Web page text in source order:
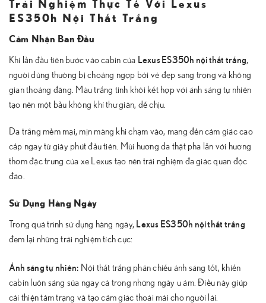
Trải Nghiệm Thực Tế Với Lexus
ES350h Nội Thất Trắng
Cảm Nhận Ban Đầu
Khi lần đầu tiên bước vào cabin của Lexus ES350h nội thất trắng,
người dùng thường bị choáng ngợp bởi vẻ đẹp sang trọng và không
gian thoáng đãng. Màu trắng tinh khôi kết hợp với ánh sáng tự nhiên
tạo nên một bầu không khí thư giãn, dễ chịu.
Da trắng mềm mại, mịn màng khi chạm vào, mang đến cảm giác cao
cấp ngay từ giây phút đầu tiên. Mùi hương da thật pha lẫn với hương
thơm đặc trưng của xe Lexus tạo nên trải nghiệm đa giác quan độc
đáo.
Sử Dụng Hàng Ngày
Trong quá trình sử dụng hàng ngày, Lexus ES350h nội thất trắng
đem lại những trải nghiệm tích cực:
Ánh sáng tự nhiên: Nội thất trắng phản chiếu ánh sáng tốt, khiến
cabin luôn sáng sủa ngay cả trong những ngày u ám. Điều này giúp
cải thiện tâm trạng và tạo cảm giác thoải mái cho người lái.